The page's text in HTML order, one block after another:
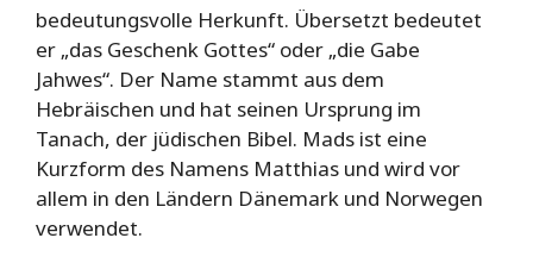
bedeutungsvolle Herkunft. Übersetzt bedeutet
er „das Geschenk Gottes“ oder „die Gabe
Jahwes“. Der Name stammt aus dem
Hebräischen und hat seinen Ursprung im
Tanach, der jüdischen Bibel. Mads ist eine
Kurzform des Namens Matthias und wird vor
allem in den Ländern Dänemark und Norwegen
verwendet.